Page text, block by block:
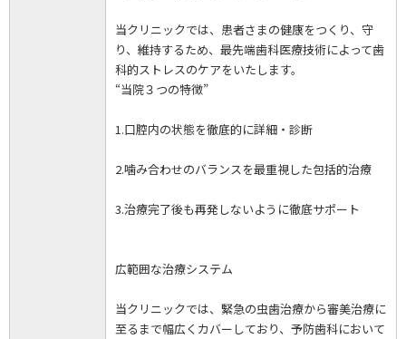
当クリニックでは、患者さまの健康をつくり、守
り、維持するため、最先端歯科医療技術によって歯
科的ストレスのケアをいたします。
“当院３つの特徴”
1.口腔内の状態を徹底的に詳細・診断
2.噛み合わせのバランスを最重視した包括的治療
3.治療完了後も再発しないように徹底サポート
広範囲な治療システム
当クリニックでは、緊急の虫歯治療から審美治療に
至るまで幅広くカバーしており、予防歯科において